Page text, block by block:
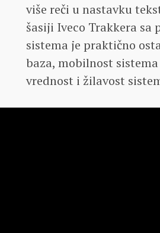
više reči u nastavku
šasiji Iveco Trakkera
sistema je praktično
baza, mobilnost
vrednost i žilavost